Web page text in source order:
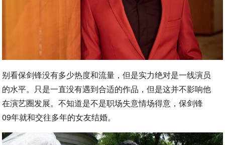
别看保剑锋没有多少热度和流量，但是实力绝对是一线演员
的水平。只是一直没有遇到合适的作品，但是这并不影响他
在演艺圈发展。不知道是不是职场失意情场得意，保剑锋
09年就和交往多年的女友结婚。